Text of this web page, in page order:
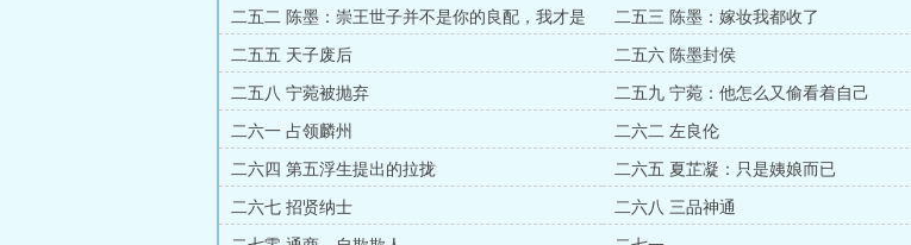
二五二 陈墨：崇王世子并不是你的良配，我才是 二五三 陈墨：嫁妆我都收了
二五五 天子废后 二五六 陈墨封侯
二五八 宁菀被抛弃 二五九 宁菀：他怎么又偷看着自己
二六一 占领麟州 二六二 左良伦
二六四 第五浮生提出的拉拢 二六五 夏芷凝：只是姨娘而已
二六七 招贤纳士 二六八 三品神通